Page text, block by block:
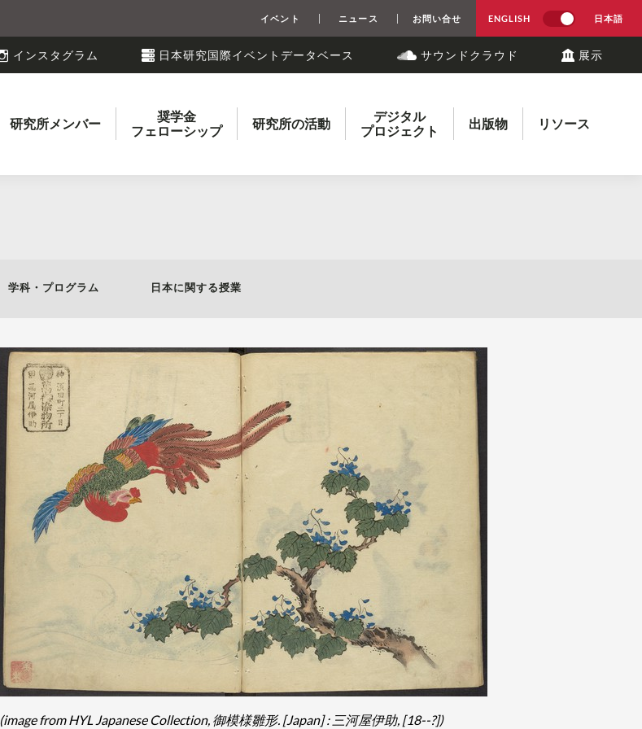
イベント ニュース お問い合せ ENGLISH 日本語
インスタグラム 日本研究国際イベントデータベース サウンドクラウド 展示
研究所メンバー
奨学金
フェローシップ
研究所の活動
デジタル
プロジェクト
出版物 リソース
学科・プログラム 日本に関する授業
(image from HYL Japanese Collection, 御模様雛形. [Japan] : 三河屋伊助, [18--?])